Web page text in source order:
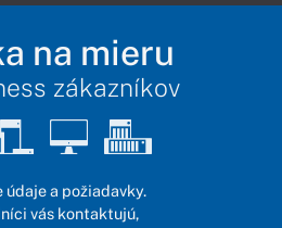
na mieru
zákazníkov
údaje a požiadavky.
vás kontaktujú,